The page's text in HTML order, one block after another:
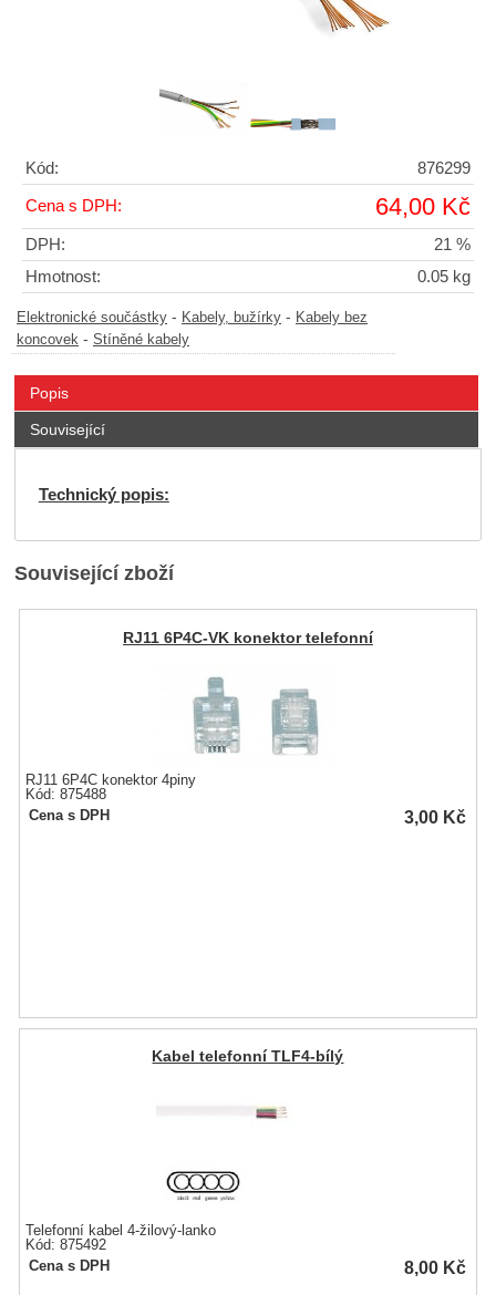
Kód: 876299
Cena s DPH: 64,00 Kč
DPH:
21 %
Hmotnost:
0.05 kg
Elektronické součástky - Kabely, bužírky - Kabely bez
koncovek - Stíněné kabely
Popis
Související
Technický popis:
Související zboží
RJ11 6P4C-VK konektor telefonní
RJ11 6P4C konektor 4piny
Kód: 875488
Cena s DPH
3,00 Kč
Kabel telefonní TLF4-bílý
Telefonní kabel 4-žilový-lanko
Kód: 875492
Cena s DPH
8,00 Kč